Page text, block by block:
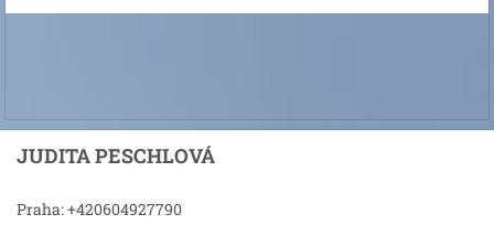
JUDITA PESCHLOVÁ
Praha: +420604927790